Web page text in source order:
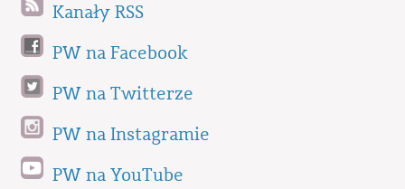
Kanały RSS
PW na Facebook
PW na Twitterze
PW na Instagramie
PW na YouTube